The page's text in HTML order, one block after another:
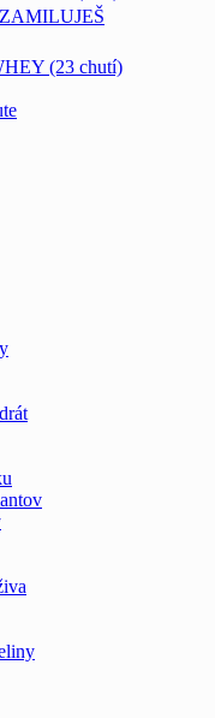
(23 chutí)